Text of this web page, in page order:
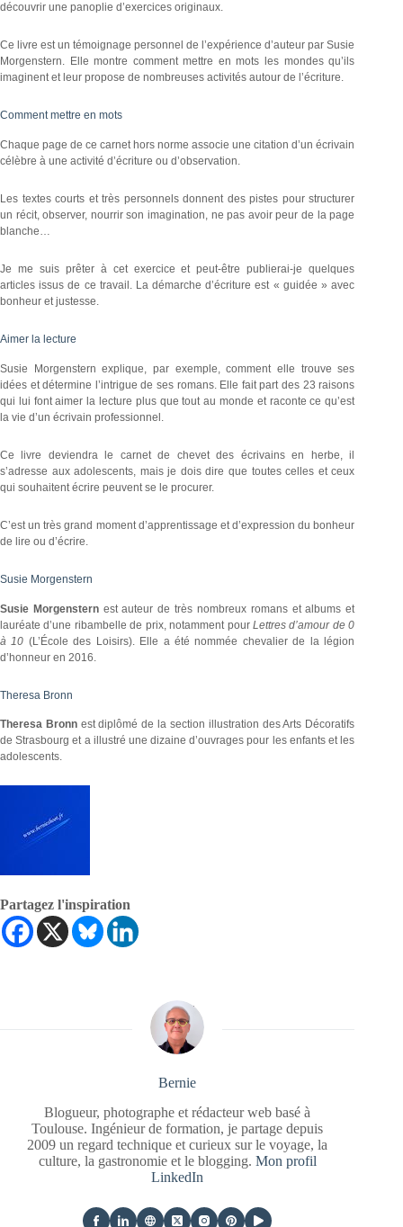
découvrir une panoplie d’exercices originaux.
Ce livre est un témoignage personnel de l’expérience d’auteur par Susie
Morgenstern. Elle montre comment mettre en mots les mondes qu’ils
imaginent et leur propose de nombreuses activités autour de l’écriture.
Comment mettre en mots
Chaque page de ce carnet hors norme associe une citation d’un écrivain
célèbre à une activité d’écriture ou d’observation.
Les textes courts et très personnels donnent des pistes pour structurer
un récit, observer, nourrir son imagination, ne pas avoir peur de la page
blanche…
Je me suis prêter à cet exercice et peut-être publierai-je quelques
articles issus de ce travail. La démarche d’écriture est « guidée » avec
bonheur et justesse.
Aimer la lecture
Susie Morgenstern explique, par exemple, comment elle trouve ses
idées et détermine l’intrigue de ses romans. Elle fait part des 23 raisons
qui lui font aimer la lecture plus que tout au monde et raconte ce qu’est
la vie d’un écrivain professionnel.
Ce livre deviendra le carnet de chevet des écrivains en herbe, il
s’adresse aux adolescents, mais je dois dire que toutes celles et ceux
qui souhaitent écrire peuvent se le procurer.
C’est un très grand moment d’apprentissage et d’expression du bonheur
de lire ou d’écrire.
Susie Morgenstern
Susie Morgenstern est auteur de très nombreux romans et albums et
lauréate d’une ribambelle de prix, notamment pour Lettres d’amour de 0
à 10 (L’École des Loisirs). Elle a été nommée chevalier de la légion
d’honneur en 2016.
Theresa Bronn
Theresa Bronn est diplômé de la section illustration des Arts Décoratifs
de Strasbourg et a illustré une dizaine d’ouvrages pour les enfants et les
adolescents.
Partagez l'inspiration
Bernie
Blogueur, photographe et rédacteur web basé à
Toulouse. Ingénieur de formation, je partage depuis
2009 un regard technique et curieux sur le voyage, la
culture, la gastronomie et le blogging. Mon profil
LinkedIn